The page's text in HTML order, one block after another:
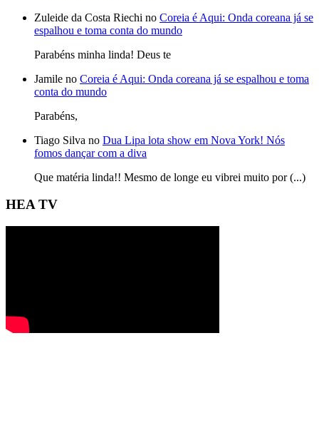
Zuleide da Costa Riechi no Coreia é Aqui: Onda coreana já se
espalhou e toma conta do mundo
Parabéns minha linda! Deus te
Jamile no Coreia é Aqui: Onda coreana já se espalhou e toma
conta do mundo
Parabéns,
Tiago Silva no Dua Lipa lota show em Nova York! Nós
fomos dançar com a diva
Que matéria linda!! Mesmo de longe eu vibrei muito por (...)
HEA TV